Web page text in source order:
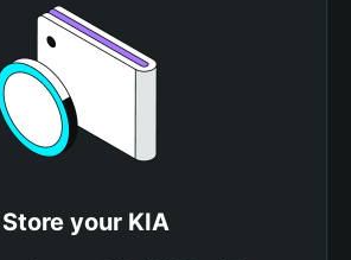
Store your KIA